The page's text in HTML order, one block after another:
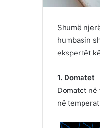
Shumë
humbasin
ekspertët
1. Domatet
Domatet
në